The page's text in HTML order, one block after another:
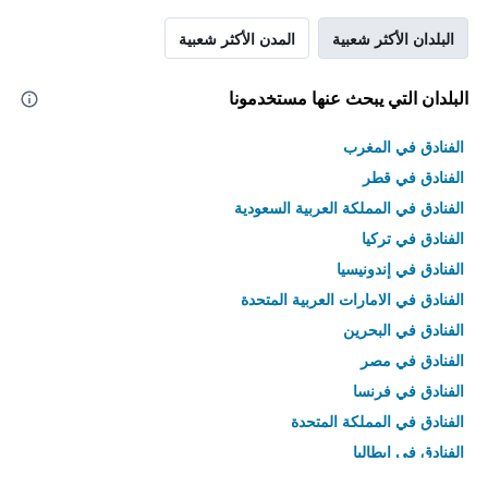
البلدان الأكثر شعبية المدن الأكثر شعبية
البلدان التي يبحث عنها مستخدمونا
الفنادق في المغرب
الفنادق في قطر
الفنادق في المملكة العربية السعودية
الفنادق في تركيا
الفنادق في إندونيسيا
الفنادق في الامارات العربية المتحدة
الفنادق في البحرين
الفنادق في مصر
الفنادق في فرنسا
الفنادق في المملكة المتحدة
الفنادق في إيطاليا